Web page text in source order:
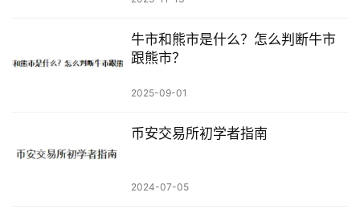
牛市和熊市是什么？怎么判断牛市
跟熊市？
2025-09-01
币安交易所初学者指南
2024-07-05